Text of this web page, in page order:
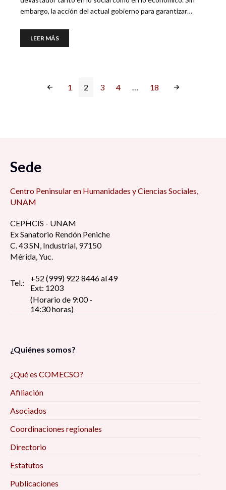
embargo, la acción del actual gobierno para garantizar…
LEER MÁS
1 2 3 4 … 18
Sede
Centro Peninsular en Humanidades y Ciencias Sociales,
UNAM
CEPHCIS - UNAM
Ex Sanatorio Rendón Peniche
C. 43 SN, Industrial, 97150
Mérida, Yuc.
Tel.:
+52 (999) 922 8446 al 49
Ext: 1203
(Horario de 9:00 -
14:30 horas)
¿Quiénes somos?
¿Qué es COMECSO?
Afiliación
Asociados
Coordinaciones regionales
Directorio
Estatutos
Publicaciones